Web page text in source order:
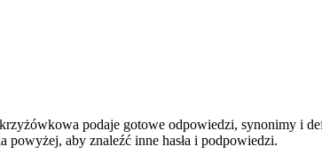
podaje gotowe odpowiedzi, synonimy i
aby znaleźć inne hasła i podpowiedzi.